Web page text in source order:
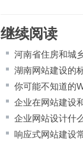
继续阅读
河南省住房和城
湖南网站建设的
你可能不知道的
企业在网站建设
企业网站设计什
响应式网站建设